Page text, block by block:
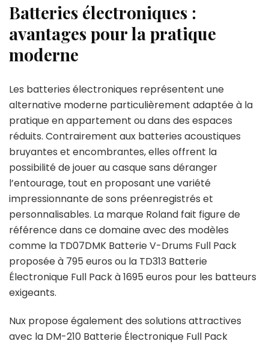
Batteries électroniques :
avantages pour la pratique
moderne
Les batteries électroniques représentent une
alternative moderne particulièrement adaptée à la
pratique en appartement ou dans des espaces
réduits. Contrairement aux batteries acoustiques
bruyantes et encombrantes, elles offrent la
possibilité de jouer au casque sans déranger
l’entourage, tout en proposant une variété
impressionnante de sons préenregistrés et
personnalisables. La marque Roland fait figure de
référence dans ce domaine avec des modèles
comme la TD07DMK Batterie V-Drums Full Pack
proposée à 795 euros ou la TD313 Batterie
Électronique Full Pack à 1695 euros pour les batteurs
exigeants.
Nux propose également des solutions attractives
avec la DM-210 Batterie Électronique Full Pack